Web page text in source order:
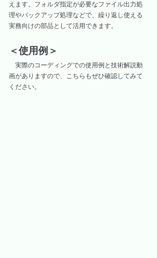
えます。フォルダ指定が必要なファイル出力処
理やバックアップ処理などで、繰り返し使える
実務向けの部品として活用できます。
＜使用例＞
実際のコーディングでの使用例と技術解説動
画がありますので、こちらもぜひ確認してみて
ください。